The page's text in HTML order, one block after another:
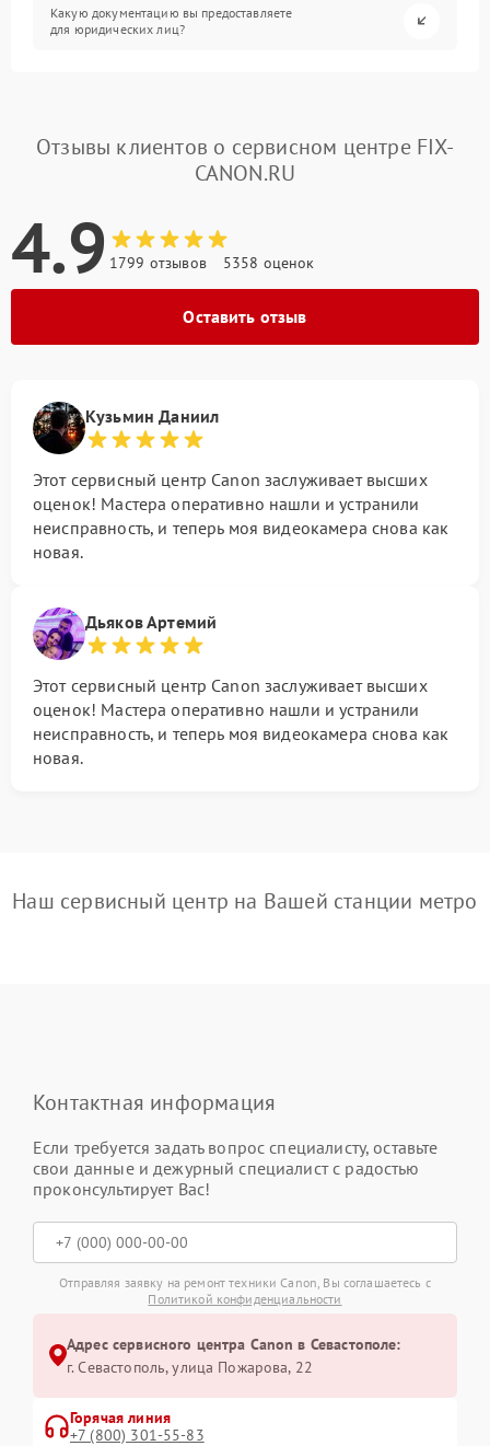
Какую документацию вы предоставляете
для юридических лиц?
Отзывы клиентов о сервисном центре FIX-
CANON.RU
4.9 1799 отзывов 5358 оценок
Оставить отзыв
Кузьмин Даниил
Этот сервисный центр Canon заслуживает высших
оценок! Мастера оперативно нашли и устранили
неисправность, и теперь моя видеокамера снова как
новая.
Дьяков Артемий
Этот сервисный центр Canon заслуживает высших
оценок! Мастера оперативно нашли и устранили
неисправность, и теперь моя видеокамера снова как
новая.
Наш сервисный центр на Вашей станции метро
Контактная информация
Если требуется задать вопрос специалисту, оставьте
свои данные и дежурный специалист с радостью
проконсультирует Вас!
Отправляя заявку на ремонт техники Canon, Вы соглашаетесь с
Политикой конфиденциальности
Адрес сервисного центра Canon в Севастополе:
г. Севастополь, улица Пожарова, 22
Горячая линия
+7 (800) 301-55-83